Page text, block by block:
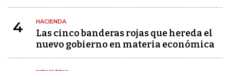
4 HACIENDA
Las cinco banderas rojas que hereda el
nuevo gobierno en materia económica